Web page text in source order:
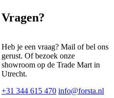
Vragen?
Heb je een vraag? Mail of bel ons
gerust. Of bezoek onze
showroom op de Trade Mart in
Utrecht.
+31 344 615 470 info@forsta.nl